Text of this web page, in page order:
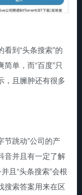
到“头条搜索”的
单，而“百度”只
，且臃肿还有很多
节跳动”公司的产
音并且有一定了解
且“头条搜索”会根
搜索答案用来在区